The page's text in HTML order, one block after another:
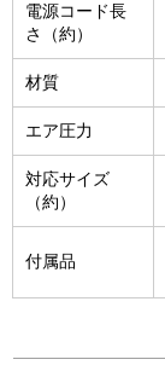
電源コード長
さ（約）
材質
エア圧力
対応サイズ
（約）
付属品